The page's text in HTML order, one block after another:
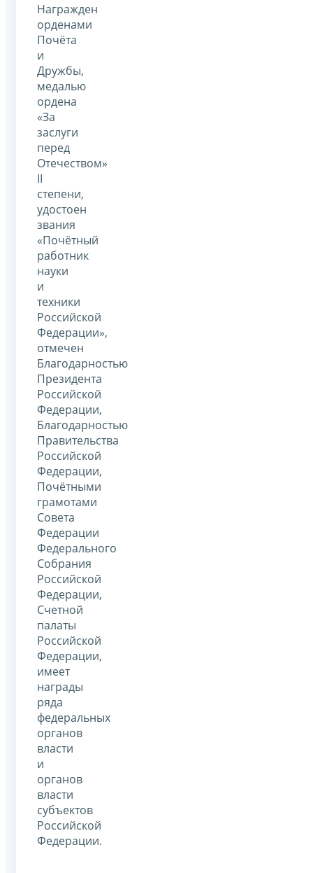
Награжден
орденами
Почёта
и
Дружбы,
медалью
ордена
«За
заслуги
перед
Отечеством»
II
степени,
удостоен
звания
«Почётный
работник
науки
и
техники
Российской
Федерации»,
отмечен
Благодарностью
Президента
Российской
Федерации,
Благодарностью
Правительства
Российской
Федерации,
Почётными
грамотами
Совета
Федерации
Федерального
Собрания
Российской
Федерации,
Счетной
палаты
Российской
Федерации,
имеет
награды
ряда
федеральных
органов
власти
и
органов
власти
субъектов
Российской
Федерации.